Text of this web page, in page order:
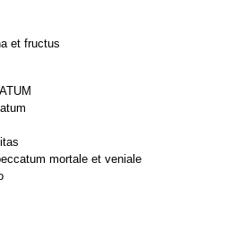
et fructus
mortale et veniale